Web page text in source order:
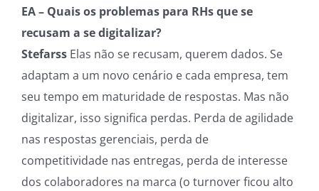
EA – Quais os problemas para RHs que se
recusam a se digitalizar?
Stefarss Elas não se recusam, querem dados. Se
adaptam a um novo cenário e cada empresa, tem
seu tempo em maturidade de respostas. Mas não
digitalizar, isso significa perdas. Perda de agilidade
nas respostas gerenciais, perda de
competitividade nas entregas, perda de interesse
dos colaboradores na marca (o turnover ficou alto